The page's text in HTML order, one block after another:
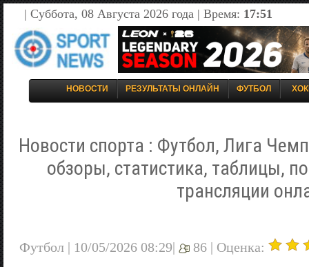
| Суббота, 08 Августа 2026 года | Время: 17:51
НОВОСТИ РЕЗУЛЬТАТЫ ОНЛАЙН ФУТБОЛ
Новости спорта : Футбол, Лига
обзоры, статистика, таблицы,
трансляции
Футбол | 10/05/2026 08:29| 86 | Оценка: